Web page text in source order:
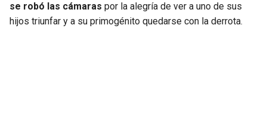
se robó las cámaras por la alegría de ver a uno de sus
hijos triunfar y a su primogénito quedarse con la derrota.